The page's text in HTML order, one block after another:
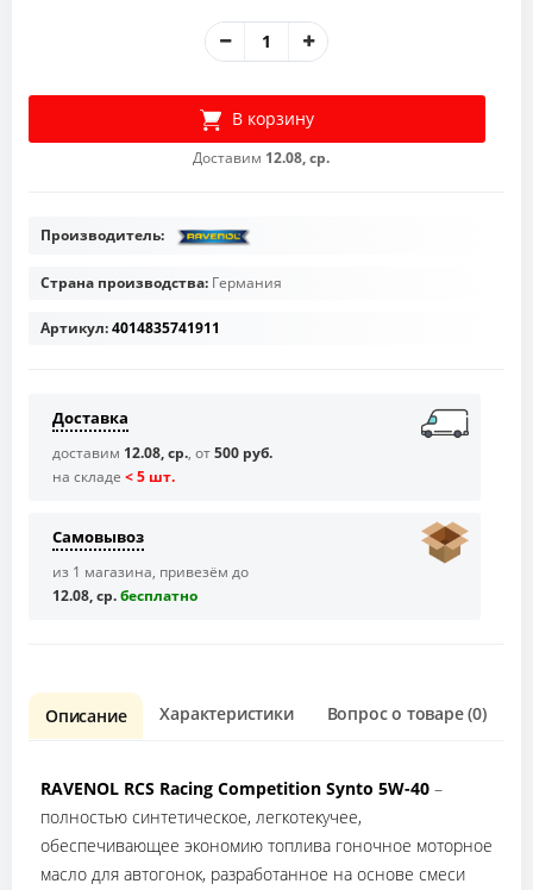
В корзину
Доставим 12.08, ср.
Производитель:
Страна производства: Германия
Артикул:4014835741911
Доставка
доставим 12.08, ср., от500 руб.
на складе < 5 шт.
Самовывоз
из 1 магазина, привезём до
12.08, ср.бесплaтно
Описание Характеристики Вопрос о товаре (0)
RAVENOL RCS Racing Competition Synto 5W-40 –
полностью синтетическое, легкотекучее,
обеспечивающее экономию топлива гоночное моторное
масло для автогонок, разработанное на основе смеси